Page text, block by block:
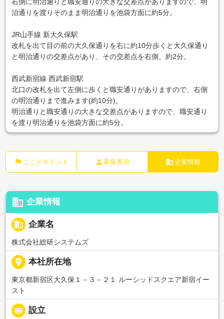
治通りを渡りそのまま明治通りを池袋方面に約5分。
JR山手線 新大久保駅
改札を出て目の前の大久保通りを右に約10分歩くと大久保通り
と明治通りの交差点があり、その交差点を右側、約2分。
西武新宿線 西武新宿駅
北口の改札を出て左側に歩くと職安通りがありますので、右側
の明治通りまで進みます(約10分)。
明治通りと職安通りの大きな交差点がありますので、職安通り
を渡り明治通りを池袋方面に約5分。
flag ここがポイント person 募集要項 business 企業情報
business 企業情報
business 企業名
株式会社総研システムズ
place 本社所在地
東京都新宿区大久保１－３－２１ ルーシッドスクエア新宿イー
スト
calendar_view_day 設立